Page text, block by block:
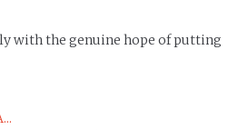
with the genuine hope of putting